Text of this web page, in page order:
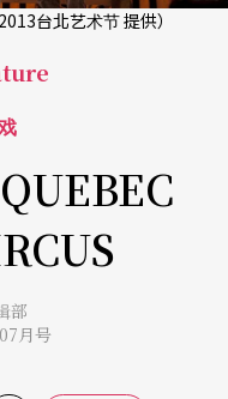
台北艺术节 提供）
部
月号